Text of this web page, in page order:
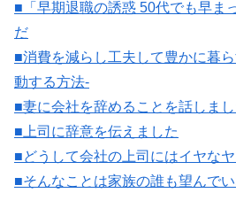
■「早期退職の誘惑 50代でも早ま
だ
■消費を減らし工夫して豊かに暮
動する方法-
■妻に会社を辞めることを話しまし
■上司に辞意を伝えました
■どうして会社の上司にはイヤな
■そんなことは家族の誰も望んで